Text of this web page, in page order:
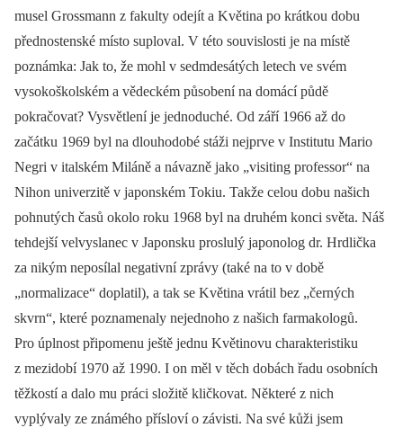
musel Grossmann z fakulty odejít a Květina po krátkou dobu
přednostenské místo suploval. V této souvislosti je na místě
poznámka: Jak to, že mohl v sedmdesátých letech ve svém
vysokoškolském a vědeckém působení na domácí půdě
pokračovat? Vysvětlení je jednoduché. Od září 1966 až do
začátku 1969 byl na dlouhodobé stáži nejprve v Institutu Mario
Negri v italském Miláně a návazně jako „visiting professor“ na
Nihon univerzitě v japonském Tokiu. Takže celou dobu našich
pohnutých časů okolo roku 1968 byl na druhém konci světa. Náš
tehdejší velvyslanec v Japonsku proslulý japonolog dr. Hrdlička
za nikým neposílal negativní zprávy (také na to v době
„normalizace“ doplatil), a tak se Květina vrátil bez „černých
skvrn“, které poznamenaly nejednoho z našich farmakologů.
Pro úplnost připomenu ještě jednu Květinovu charakteristiku
z mezidobí 1970 až 1990. I on měl v těch dobách řadu osobních
těžkostí a dalo mu práci složitě kličkovat. Některé z nich
vyplývaly ze známého přísloví o závisti. Na své kůži jsem